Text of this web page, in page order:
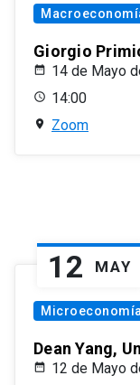
Giorgio
14 de Mayo
14:00
Zoom
12 MAY
Dean Yang,
12 de Mayo